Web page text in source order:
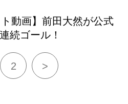
ト動画】前田大然が公式
続ゴール！
2 >